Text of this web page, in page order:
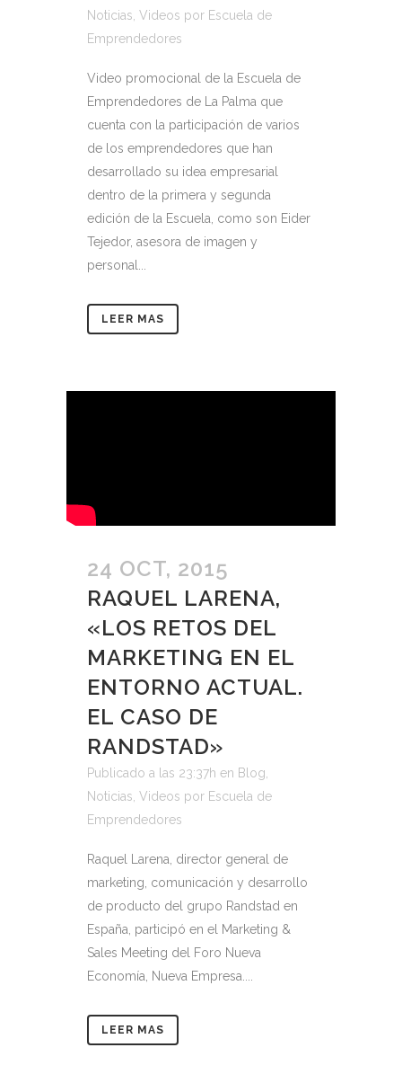
Noticias Videos por Escuela de
Emprendedores
Video promocional de la Escuela de
Emprendedores de La Palma que
cuenta con la participación de varios
de los emprendedores que han
desarrollado su idea empresarial
dentro de la primera y segunda
edición de la Escuela, como son Eider
Tejedor, asesora de imagen y
personal...
LEER MAS
24 OCT, 2015
RAQUEL LARENA,
«LOS RETOS DEL
MARKETING EN EL
ENTORNO ACTUAL.
EL CASO DE
RANDSTAD»
Publicado a las 23:37h en Blog
Noticias Videos por Escuela de
Emprendedores
Raquel Larena, director general de
marketing, comunicación y desarrollo
de producto del grupo Randstad en
España, participó en el Marketing &
Sales Meeting del Foro Nueva
Economía, Nueva Empresa....
LEER MAS